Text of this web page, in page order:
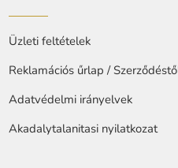
Üzleti feltételek
Reklamációs űrlap /
Adatvédelmi irányelvek
Akadalytalanitasi nyilatkozat